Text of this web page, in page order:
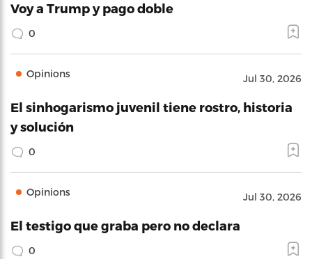
Voy a Trump y pago doble
0
Opinions Jul 30, 2026
El sinhogarismo juvenil tiene rostro, historia
y solución
0
Opinions Jul 30, 2026
El testigo que graba pero no declara
0